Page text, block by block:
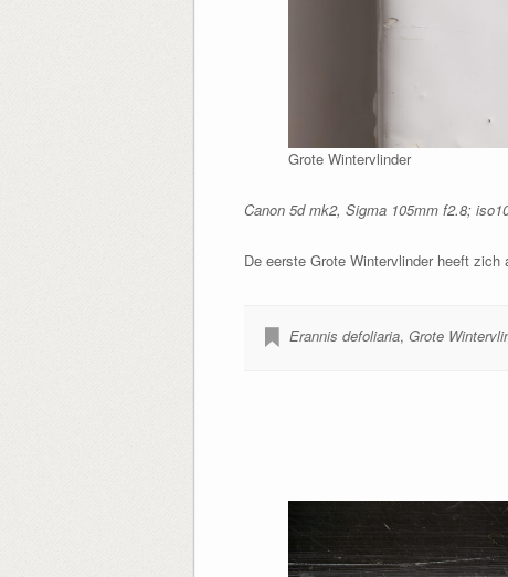
Grote Wintervlinder
Canon 5d mk2, Sigma 105mm f2.8;
De eerste Grote Wintervlinder heeft
Erannis defoliaria, Grote